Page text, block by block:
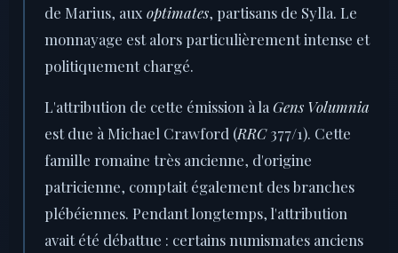
de Marius, aux optimates, partisans de Sylla. Le
monnayage est alors particulièrement intense et
politiquement chargé.
L'attribution de cette émission à la Gens Volumnia
est due à Michael Crawford (RRC377/1). Cette
famille romaine très ancienne, d'origine
patricienne, comptait également des branches
plébéiennes. Pendant longtemps, l'attribution
avait été débattue : certains numismates anciens